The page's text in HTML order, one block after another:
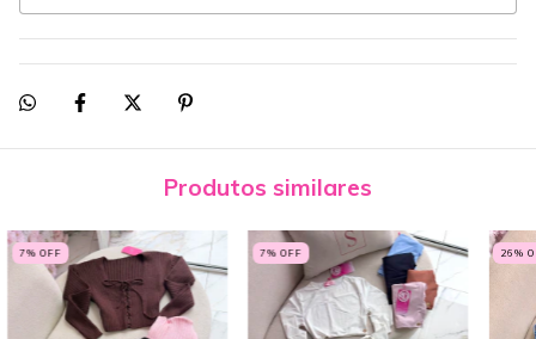
Produtos similares
7% OFF 7% OFF 26%